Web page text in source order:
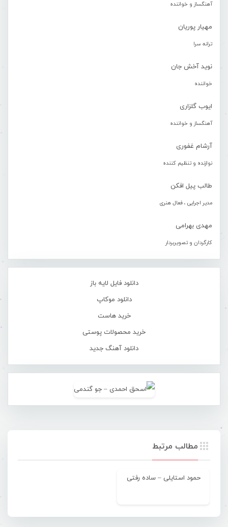
آهنگساز و خواننده
مهیار پوریان
ترانه سرا
نوید آخش جان
خواننده
ایوب گلزاری
آهنگساز و خواننده
آرشام غفوری
نوازنده و تنظیم کننده
طالب پیل افکن
مدیر اجرایی ، فعال هنری
مهدی بهرامی
کارگردان و تصویربردار
دانلود فایل لایه باز
دانلود موکاپ
خرید هاست
خرید محصولات پوستی
دانلود آهنگ جدید
مطالب مرتبط
حمود استایلی – ساده رفتی